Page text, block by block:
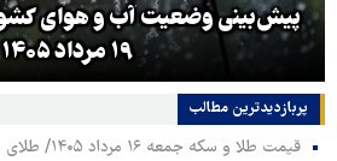
پیش‌بینی وضعیت آب و هوای
۱۹ مرداد ۱۴۰۵
پربازدیدترین‌ مطالب
قیمت طلا و سکه جمعه ۱۶ مرداد ۱۴۰۵/ طلای ۱۸ عیار امروز چند؟